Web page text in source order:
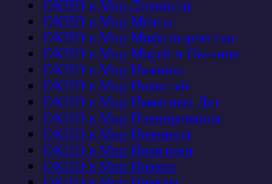
ОКНО в Мир Личности
ОКНО в Мир Мечты
ОКНО в Мир Мифотворчества
ОКНО в Мир Морей и Океанов
ОКНО в Мир Наживы
ОКНО в Мир Новостей
ОКНО в Мир Памятных Дат
ОКНО в Мир Планирования
ОКНО в Мир Познания
ОКНО в Мир Политики
ОКНО в Мир Поэзии